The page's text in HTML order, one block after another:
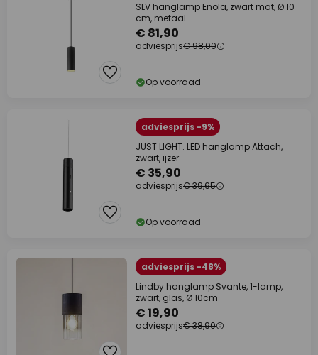
SLV hanglamp Enola, zwart mat, Ø 10
cm, metaal
€ 81,90
adviesprijs€ 98,00
Op voorraad
adviesprijs -9%
JUST LIGHT. LED hanglamp Attach,
zwart, ijzer
€ 35,90
adviesprijs€ 39,65
Op voorraad
adviesprijs -48%
Lindby hanglamp Svante, 1-lamp,
zwart, glas, Ø 10cm
€ 19,90
adviesprijs€ 38,90